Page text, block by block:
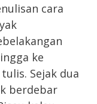
cara
ke
Sejak dua
berdebar